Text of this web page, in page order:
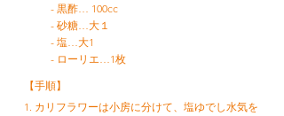
- 黒酢… 100cc
- 砂糖…大１
- 塩…大1
- ローリエ…1枚
【手順】
1. カリフラワーは小房に分けて、塩ゆでし水気を